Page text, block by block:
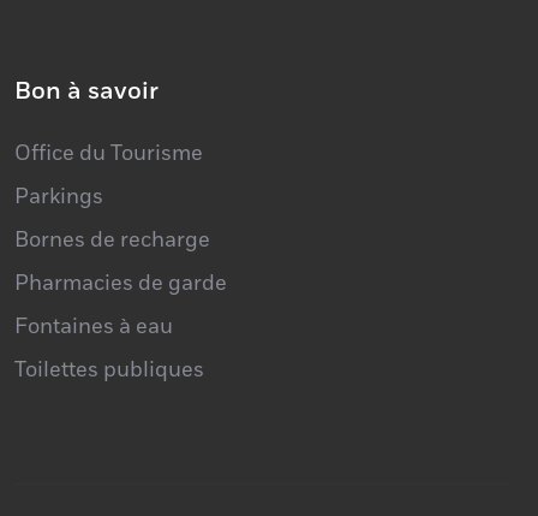
Bon à savoir
Office du Tourisme
Parkings
Bornes de recharge
Pharmacies de garde
Fontaines à eau
Toilettes publiques